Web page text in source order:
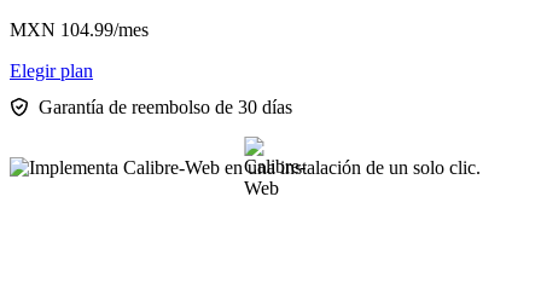
MXN 104.99/mes
Elegir plan
Garantía de reembolso de 30 días